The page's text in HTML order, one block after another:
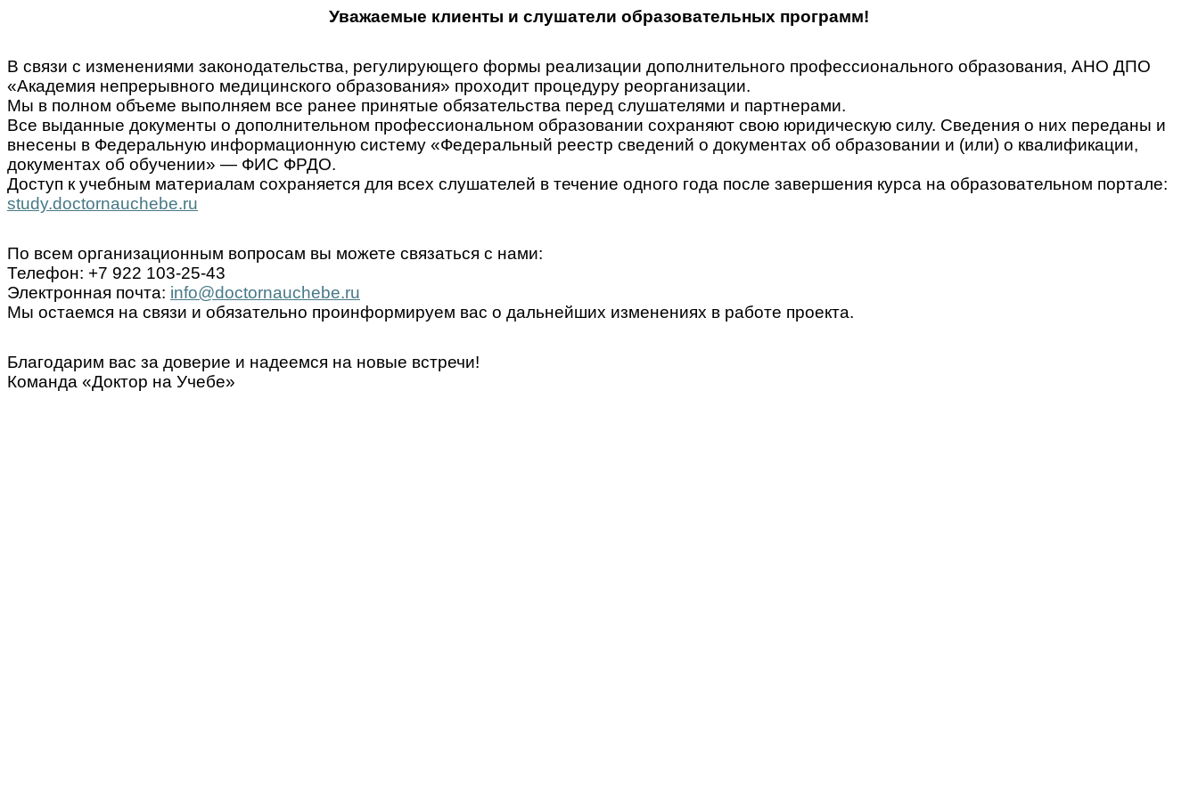
Уважаемые клиенты и слушатели образовательных программ!
В связи с изменениями законодательства, регулирующего формы реализации дополнительного профессионального образования, АНО ДПО
«Академия непрерывного медицинского образования» проходит процедуру реорганизации.
Мы в полном объеме выполняем все ранее принятые обязательства перед слушателями и партнерами.
Все выданные документы о дополнительном профессиональном образовании сохраняют свою юридическую силу. Сведения о них переданы и
внесены в Федеральную информационную систему «Федеральный реестр сведений о документах об образовании и (или) о квалификации,
документах об обучении» — ФИС ФРДО.
Доступ к учебным материалам сохраняется для всех слушателей в течение одного года после завершения курса на образовательном портале:
study.doctornauchebe.ru
По всем организационным вопросам вы можете связаться с нами:
Телефон: +7 922 103-25-43
Электронная почта: info@doctornauchebe.ru
Мы остаемся на связи и обязательно проинформируем вас о дальнейших изменениях в работе проекта.
Благодарим вас за доверие и надеемся на новые встречи!
Команда «Доктор на Учебе»